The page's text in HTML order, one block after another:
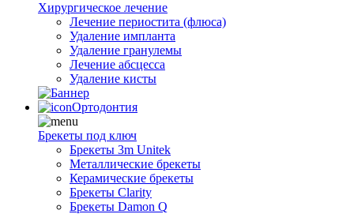
Хирургическое лечение
Лечение периостита (флюса)
Удаление импланта
Удаление гранулемы
Лечение абсцесса
Удаление кисты
Ортодонтия
Брекеты под ключ
Брекеты 3m Unitek
Металлические брекеты
Керамические брекеты
Брекеты Clarity
Брекеты Damon Q